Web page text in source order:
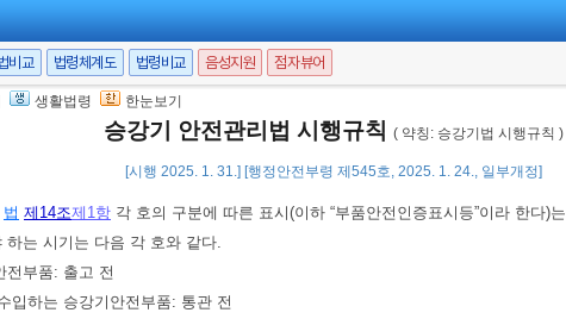
비교 법령체계도 법령비교 음성지원 점자뷰어
생활법령 한눈보기
승강기 안전관리법 시행규칙 ( 약칭: 승강기법 시행규칙 )
[시행 2025. 1. 31.] [행정안전부령 제545호, 2025. 1. 24., 일부개정]
법 제14조제1항 각 호의 구분에 따른 표시(이하 “부품안전인증표시등”이라 한다)는
는 시기는 다음 각 호와 같다.
전부품: 출고 전
입하는 승강기안전부품: 통관 전